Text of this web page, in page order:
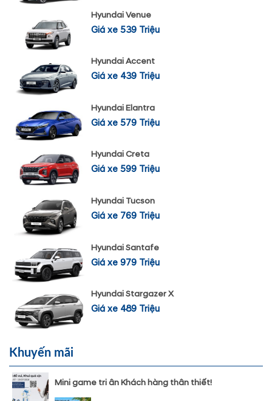
Hyundai Venue
Giá xe 539 Triệu
Hyundai Accent
Giá xe 439 Triệu
Hyundai Elantra
Giá xe 579 Triệu
Hyundai Creta
Giá xe 599 Triệu
Hyundai Tucson
Giá xe 769 Triệu
Hyundai Santafe
Giá xe 979 Triệu
Hyundai Stargazer X
Giá xe 489 Triệu
Khuyến mãi
Mini game tri ân Khách hàng thân thiết!